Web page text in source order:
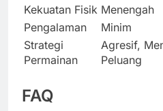
Kekuatan Fisik Menengah
Pengalaman
Minim
Strategi
Permainan
Agresif,
Peluang
FAQ